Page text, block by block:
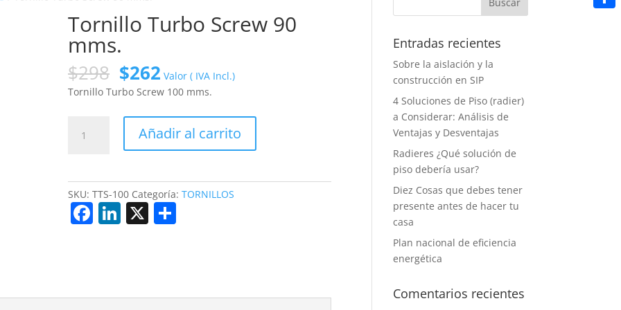
Tornillo Turbo Screw 90
mms.
$298 El
precio
original
era:
$298.
$262El
precio
actual
es:
$262.
Valor ( IVA Incl.)
Tornillo Turbo Screw 100 mms.
Turbo
cantidad
Añadir al carrito
SKU:TTS-100 Categoría:TORNILLOS
F
b
Li
dI
X
Entradas recientes
Sobre la aislación y la
construcción en SIP
4 Soluciones de Piso (radier)
a Considerar: Análisis de
Ventajas y Desventajas
Radieres ¿Qué solución de
piso debería usar?
Diez Cosas que debes tener
presente antes de hacer tu
casa
Plan nacional de eficiencia
energética
Comentarios recientes